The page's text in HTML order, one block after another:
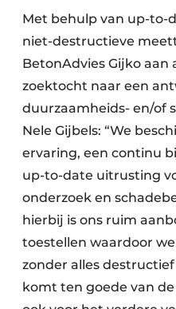
Met behulp van up-to-
niet-destructieve
BetonAdvies Gijko aan
zoektocht naar een
duurzaamheids- en/of
Nele Gijbels: “We
ervaring, een continu
up-to-date uitrusting
onderzoek en
hierbij is ons ruim
toestellen waardoor
zonder alles
komt ten goede van